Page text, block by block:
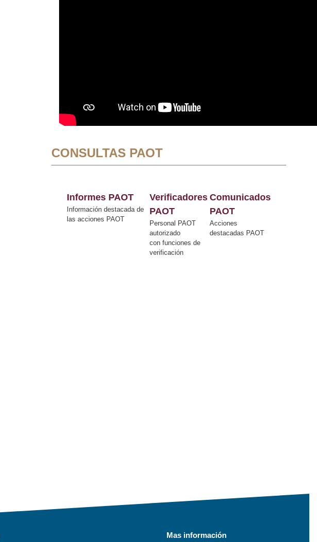
CONSULTAS PAOT
Informes PAOT
Información destacada de
las acciones PAOT
Verificadores
PAOT
Personal PAOT
autorizado
con funciones de
verificación
Comunicados
PAOT
Acciones
destacadas PAOT
Mas información